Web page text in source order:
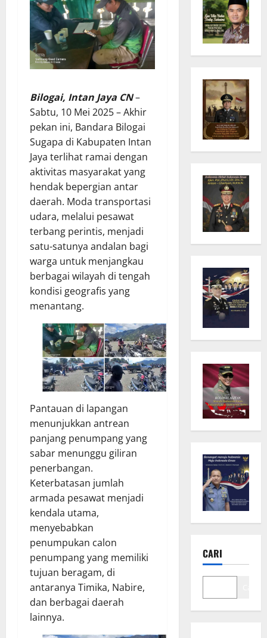
Bilogai, Intan Jaya CN–
Sabtu, 10 Mei 2025 – Akhir
pekan ini, Bandara Bilogai
Sugapa di Kabupaten Intan
Jaya terlihat ramai dengan
aktivitas masyarakat yang
hendak bepergian antar
daerah. Moda transportasi
udara, melalui pesawat
terbang perintis, menjadi
satu-satunya andalan bagi
warga untuk menjangkau
berbagai wilayah di tengah
kondisi geografis yang
menantang.
Pantauan di lapangan
menunjukkan antrean
panjang penumpang yang
sabar menunggu giliran
penerbangan.
Keterbatasan jumlah
armada pesawat menjadi
kendala utama,
menyebabkan
penumpukan calon
penumpang yang memiliki
tujuan beragam, di
antaranya Timika, Nabire,
dan berbagai daerah
lainnya.
CARI